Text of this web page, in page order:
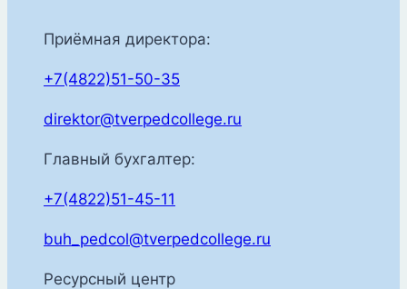
Приёмная директора:
+7(4822)51-50-35
direktor@tverpedcollege.ru
Главный бухгалтер:
+7(4822)51-45-11
buh_pedcol@tverpedcollege.ru
Ресурсный центр